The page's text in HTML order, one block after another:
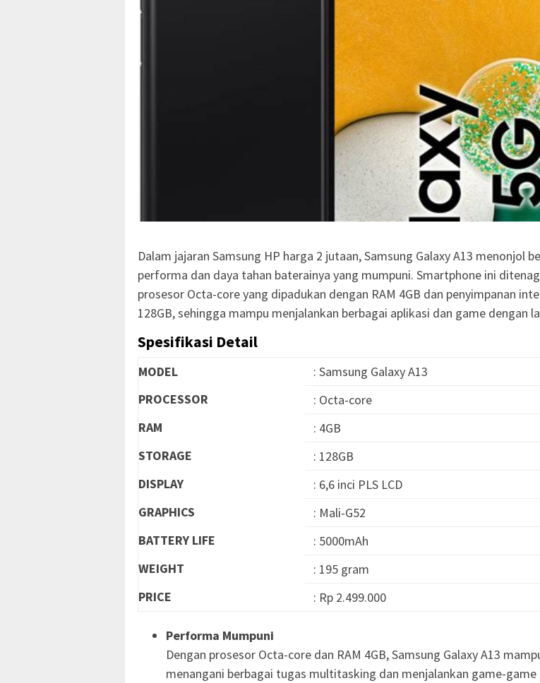
Dalam jajaran Samsung HP harga 2 jutaan, Samsung Galaxy A13 menonjol
performa dan daya tahan baterainya yang mumpuni. Smartphone ini
prosesor Octa-core yang dipadukan dengan RAM 4GB dan penyimpanan
128GB, sehingga mampu menjalankan berbagai aplikasi dan game dengan
Spesifikasi Detail
MODEL
: Samsung Galaxy A13
PROCESSOR
: Octa-core
RAM
: 4GB
STORAGE
: 128GB
DISPLAY
: 6,6 inci PLS LCD
GRAPHICS
: Mali-G52
BATTERY LIFE
: 5000mAh
WEIGHT
: 195 gram
PRICE
: Rp 2.499.000
Performa Mumpuni
Dengan prosesor Octa-core dan RAM 4GB, Samsung Galaxy A13
menangani berbagai tugas multitasking dan menjalankan game-game